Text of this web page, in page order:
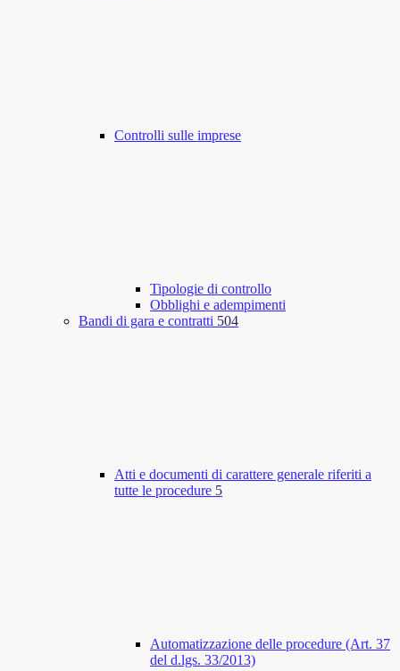
Controlli sulle imprese
Tipologie di controllo
Obblighi e adempimenti
Bandi di gara e contratti 504
Atti e documenti di carattere generale riferiti a
tutte le procedure 5
Automatizzazione delle procedure (Art. 37
del d.lgs. 33/2013)